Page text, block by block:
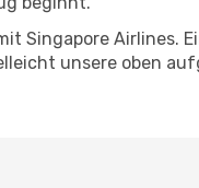
Singapore Airlines.
unsere oben